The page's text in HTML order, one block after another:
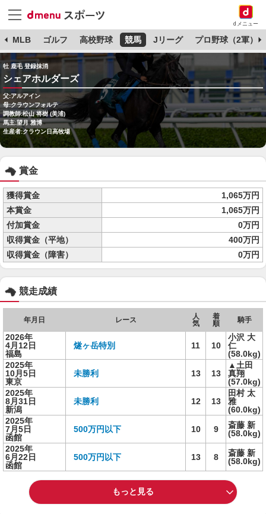
dメニュー
MLB ゴルフ 高校野球 競馬 Jリーグ プロ野球（2軍）
牡 鹿毛 登録抹消
シェアホルダーズ
父:アルアイン
母:クラウンフォルテ
調教師:松山 将樹 (美浦)
馬主:望月 雅博
生産者:クラウン日高牧場
賞金
獲得賞金
1,065万円
本賞金
1,065万円
付加賞金
0万円
収得賞金（平地）
400万円
収得賞金（障害）
0万円
競走成績
年月日 レース
人
気
着
順
騎手
2026年
4月12日
福島
燧ヶ岳特別 11 10
小沢 大
仁
(58.0kg)
2025年
10月5日
東京
未勝利 13 13
▲土田
真翔
(57.0kg)
2025年
8月31日
新潟
未勝利 12 13
田村 太
雅
(60.0kg)
2025年
7月5日
函館
500万円以下 10 9
斎藤 新
(58.0kg)
2025年
6月22日
函館
500万円以下 13 8
斎藤 新
(58.0kg)
もっと見る